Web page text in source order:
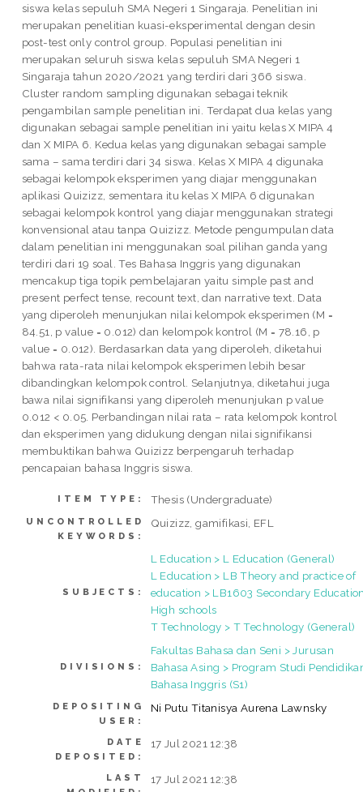
siswa kelas sepuluh SMA Negeri 1 Singaraja. Penelitian ini
merupakan penelitian kuasi-eksperimental dengan desin
post-test only control group. Populasi penelitian ini
merupakan seluruh siswa kelas sepuluh SMA Negeri 1
Singaraja tahun 2020/2021 yang terdiri dari 366 siswa.
Cluster random sampling digunakan sebagai teknik
pengambilan sample penelitian ini. Terdapat dua kelas yang
digunakan sebagai sample penelitian ini yaitu kelas X MIPA 4
dan X MIPA 6. Kedua kelas yang digunakan sebagai sample
sama – sama terdiri dari 34 siswa. Kelas X MIPA 4 digunaka
sebagai kelompok eksperimen yang diajar menggunakan
aplikasi Quizizz, sementara itu kelas X MIPA 6 digunakan
sebagai kelompok kontrol yang diajar menggunakan strategi
konvensional atau tanpa Quizizz. Metode pengumpulan data
dalam penelitian ini menggunakan soal pilihan ganda yang
terdiri dari 19 soal. Tes Bahasa Inggris yang digunakan
mencakup tiga topik pembelajaran yaitu simple past and
present perfect tense, recount text, dan narrative text. Data
yang diperoleh menunjukan nilai kelompok eksperimen (M =
84.51, p value = 0.012) dan kelompok kontrol (M = 78.16, p
value = 0.012). Berdasarkan data yang diperoleh, diketahui
bahwa rata-rata nilai kelompok eksperimen lebih besar
dibandingkan kelompok control. Selanjutnya, diketahui juga
bawa nilai signifikansi yang diperoleh menunjukan p value
0.012 < 0.05. Perbandingan nilai rata – rata kelompok kontrol
dan eksperimen yang didukung dengan nilai signifikansi
membuktikan bahwa Quizizz berpengaruh terhadap
pencapaian bahasa Inggris siswa.
ITEM TYPE: Thesis (Undergraduate)
UNCONTROLLED
KEYWORDS:
Quizizz, gamifikasi, EFL
SUBJECTS:
L Education > L Education (General)
L Education > LB Theory and practice of
education > LB1603 Secondary
High schools
T Technology > T Technology (General)
DIVISIONS:
Fakultas Bahasa dan Seni > Jurusan
Bahasa Asing > Program Studi
Bahasa Inggris (S1)
DEPOSITING
USER:
Ni Putu Titanisya Aurena Lawnsky
DATE
DEPOSITED:
17 Jul 2021 12:38
LAST
17 Jul 2021 12:38